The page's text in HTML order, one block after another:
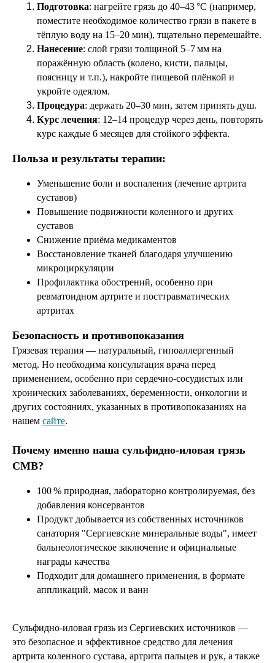
Подготовка: нагрейте грязь до 40–43 °C (например,
поместите необходимое количество грязи в пакете в
тёплую воду на 15–20 мин), тщательно перемешайте.
Нанесение: слой грязи толщиной 5–7 мм на
поражённую область (колено, кисти, пальцы,
поясницу и т.п.), накройте пищевой плёнкой и
укройте одеялом.
Процедура: держать 20–30 мин, затем принять душ.
Курс лечения: 12–14 процедур через день, повторять
курс каждые 6 месяцев для стойкого эффекта.
Польза и результаты терапии:
Уменьшение боли и воспаления (лечение артрита
суставов)
Повышение подвижности коленного и других
суставов
Снижение приёма медикаментов
Восстановление тканей благодаря улучшению
микроциркуляции
Профилактика обострений, особенно при
ревматоидном артрите и посттравматических
артритах
Безопасность и противопоказания
Грязевая терапия — натуральный, гипоаллергенный
метод. Но необходима консультация врача перед
применением, особенно при сердечно‑сосудистых или
хронических заболеваниях, беременности, онкологии и
других состояниях, указанных в противопоказаниях на
нашем сайте.
Почему именно наша сульфидно‑иловая грязь
СМВ?
100 % природная, лабораторно контролируемая, без
добавления консервантов
Продукт добывается из собственных источников
санатория "Сергиевские минеральные воды", имеет
бальнеологическое заключение и официальные
награды качества
Подходит для домашнего применения, в формате
аппликаций, масок и ванн
Сульфидно-иловая грязь из Сергиевских источников —
это безопасное и эффективное средство для лечения
артрита коленного сустава, артрита пальцев и рук, а также